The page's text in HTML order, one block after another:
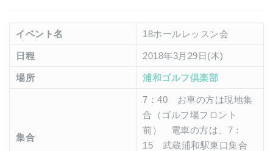
イベント名 18ホールレッスン会
日程 2018年3月29日(木)
場所 浦和ゴルフ倶楽部
集合
7：40 お車の方は現地集
合（ゴルフ場フロント
前） 電車の方は、7：
15 武蔵浦和駅東口集合